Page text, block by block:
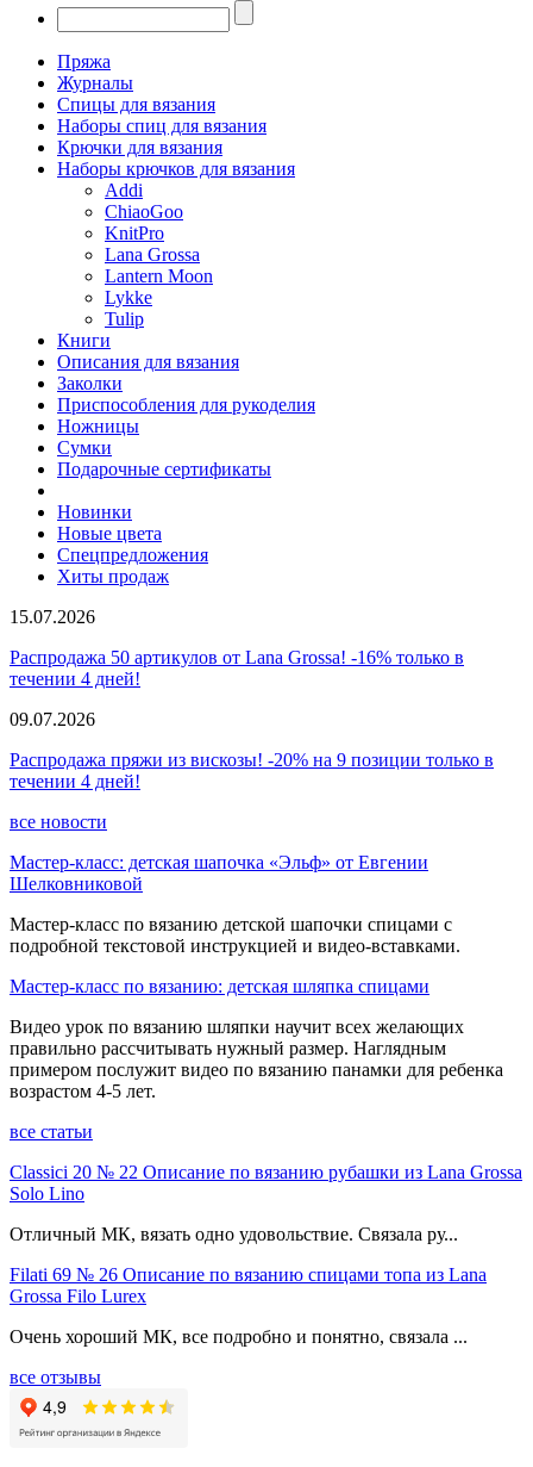
Пряжа
Журналы
Спицы для вязания
Наборы спиц для вязания
Крючки для вязания
Наборы крючков для вязания
Addi
ChiaoGoo
KnitPro
Lana Grossa
Lantern Moon
Lykke
Tulip
Книги
Описания для вязания
Заколки
Приспособления для рукоделия
Ножницы
Сумки
Подарочные сертификаты
Новинки
Новые цвета
Спецпредложения
Хиты продаж
15.07.2026
Распродажа 50 артикулов от Lana Grossa! -16% только в
течении 4 дней!
09.07.2026
Распродажа пряжи из вискозы! -20% на 9 позиции только в
течении 4 дней!
все новости
Мастер-класс: детская шапочка «Эльф» от Евгении
Шелковниковой
Мастер-класс по вязанию детской шапочки спицами с
подробной текстовой инструкцией и видео-вставками.
Мастер-класс по вязанию: детская шляпка спицами
Видео урок по вязанию шляпки научит всех желающих
правильно рассчитывать нужный размер. Наглядным
примером послужит видео по вязанию панамки для ребенка
возрастом 4-5 лет.
все статьи
Classici 20 № 22 Описание по вязанию рубашки из Lana Grossa
Solo Lino
Отличный МК, вязать одно удовольствие. Связала ру...
Filati 69 № 26 Описание по вязанию спицами топа из Lana
Grossa Filo Lurex
Очень хороший МК, все подробно и понятно, связала ...
все отзывы